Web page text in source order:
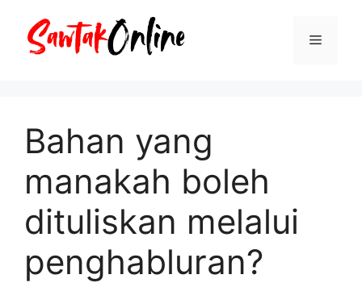
Menu
Bahan yang
manakah boleh
dituliskan melalui
penghabluran?